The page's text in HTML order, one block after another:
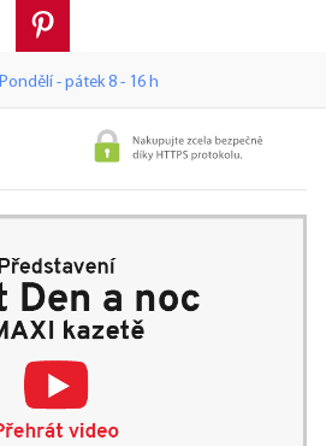
Pondělí - pátek 8 - 16 h